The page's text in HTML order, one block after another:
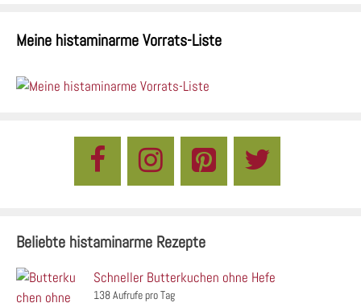
Meine histaminarme Vorrats-Liste
Beliebte histaminarme Rezepte
Schneller Butterkuchen ohne Hefe
138 Aufrufe pro Tag